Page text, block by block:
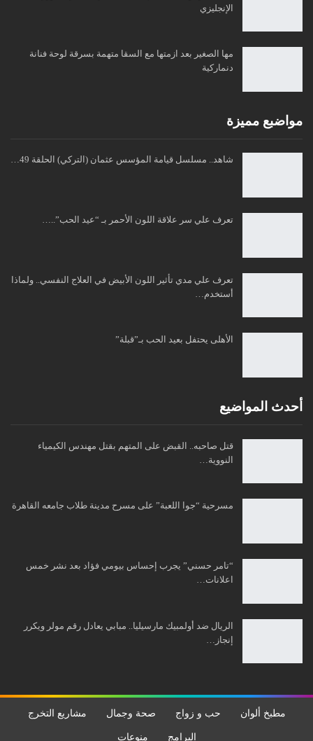
الإنجليزي
مها الصغير بعد ازمتها مع السقا متهمة بسرقة لوحة فنانة
دنماركية
مواضبع مميزة
شاهد.. مسلسل قيامة المؤسس عثمان (التركي) الحلقة 49…
تعرف علي سر علاقة اللون الأحمر بـ “عيد الحب”..…
تعرف علي مدي تأثير اللون الأبيض في العلاج النفسي.. ولماذا
أستخدم…
الأهلى يحتفل بعيد الحب بـ”قبلة”
أحدث المواضيع
قتل صاحبه.. القبض على المتهم بقتل مهندس الكيمياء
النووية…
مسرحية “جوا اللعبة” على مسرح مدينة طلاب جامعه القاهرة
“تامر حسني” يجرب إحساس بيومي فؤاد بعد نشر خمس
اعلانات…
الريال ضد أولمبيك مارسيليا.. مبابي يعادل رقم مولر ويكرر
إنجاز…
مطبخ ألوان حب و زواج صحة وجمال مشاريع التخرج
البرامج منوعات